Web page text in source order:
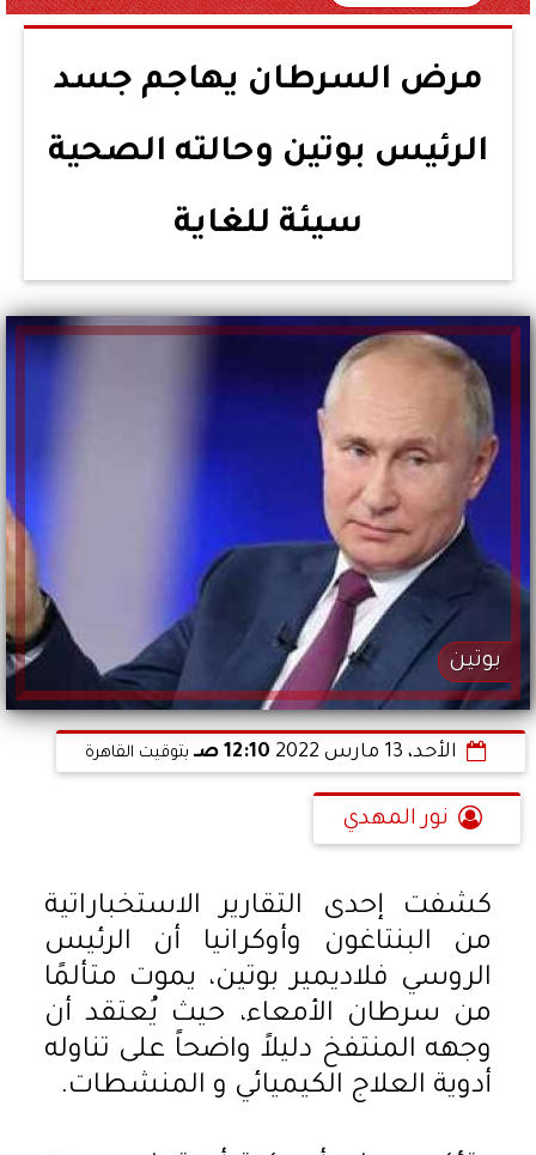
مرض السرطان يهاجم جسد
الرئيس بوتين وحالته الصحية
سيئة للغاية
بوتين
الأحد، 13 مارس 2022 12:10 صـ بتوقيت القاهرة
نور المهدي
كشفت إحدى التقارير الاستخباراتية
من البنتاغون وأوكرانيا أن الرئيس
الروسي فلاديمير بوتين، يموت متألمًا
من سرطان الأمعاء، حيث يُعتقد أن
وجهه المنتفخ دليلاً واضحاً على تناوله
أدوية العلاج الكيميائي و المنشطات.